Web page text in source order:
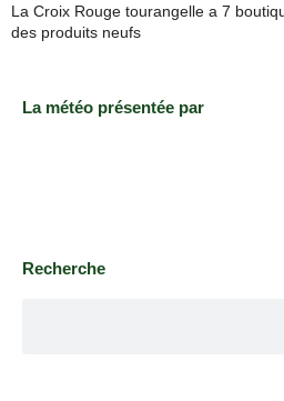
La Croix Rouge tourangelle a 7
des produits neufs
La météo présentée par
Recherche